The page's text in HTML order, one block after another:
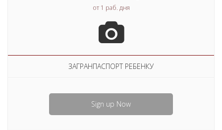
от 1 раб. дня
ЗАГРАНПАСПОРТ РЕБЕНКУ
Sign up Now